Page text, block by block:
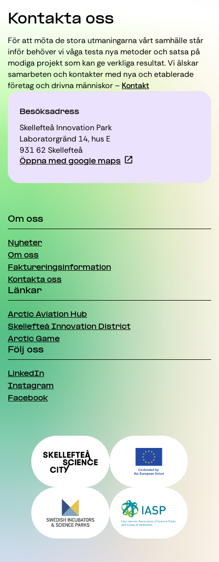
Kontakta oss
För att möta de stora utmaningarna vårt samhälle står
inför behöver vi våga testa nya metoder och satsa på
modiga projekt som kan ge verkliga resultat. Vi älskar
samarbeten och kontakter med nya och etablerade
företag och drivna människor – Kontakt
Besöksadress
Skellefteå Innovation Park
Laboratorgränd 14, hus E
931 62 Skellefteå
Öppna med google maps
Om oss
Nyheter
Om oss
Faktureringsinformation
Kontakta oss
Länkar
Arctic Aviation Hub
Skellefteå Innovation District
Arctic Game
Följ oss
LinkedIn
Instagram
Facebook